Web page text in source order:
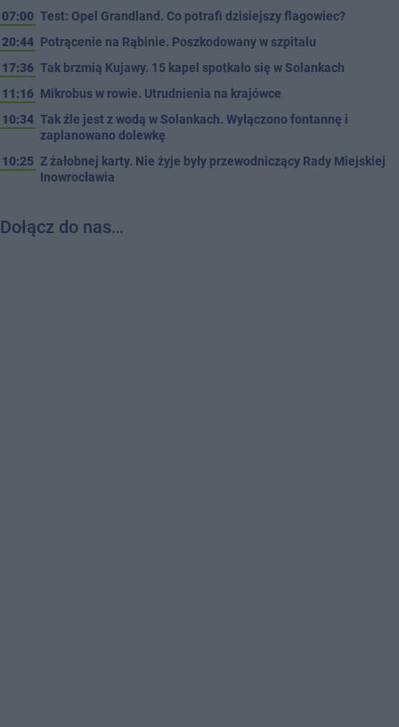
07:00 Test: Opel Grandland. Co potrafi dzisiejszy flagowiec?
20:44 Potrącenie na Rąbinie. Poszkodowany w szpitalu
17:36 Tak brzmią Kujawy. 15 kapel spotkało się w Solankach
11:16 Mikrobus w rowie. Utrudnienia na krajówce
10:34 Tak źle jest z wodą w Solankach. Wyłączono fontannę i
zaplanowano dolewkę
10:25 Z żałobnej karty. Nie żyje były przewodniczący Rady Miejskiej
Inowrocławia
Dołącz do nas…